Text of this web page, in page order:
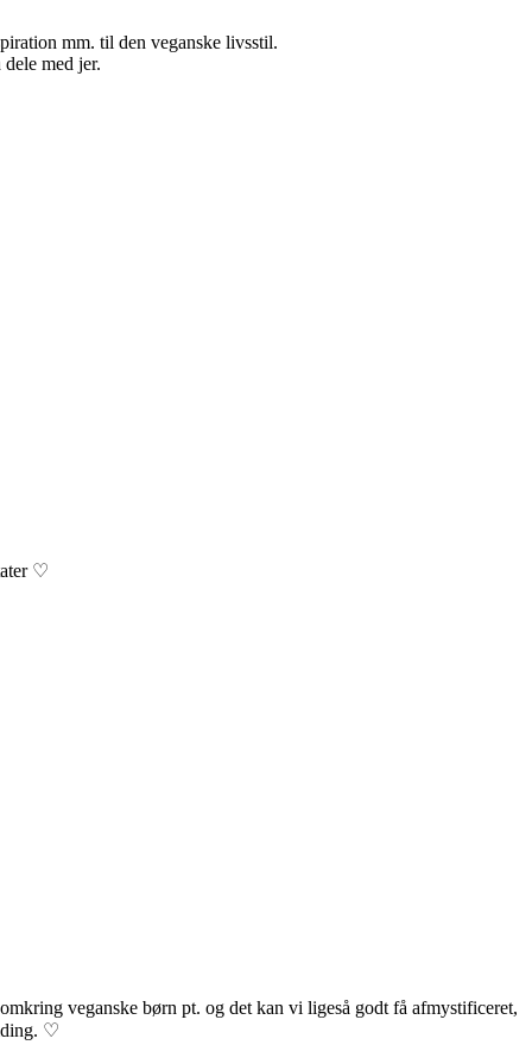
mm. til den veganske livsstil.
med jer.
♡
veganske børn pt. og det kan vi ligeså godt få afmystificeret,
♡